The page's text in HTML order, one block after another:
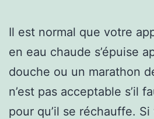
Il est normal que votre
en eau chaude s’épuise
douche ou un marathon
n’est pas acceptable s’il
pour qu’il se réchauffe.